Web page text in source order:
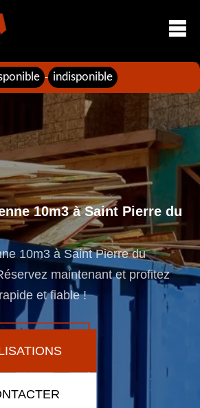
- indisponible
10m3 à Saint Pierre du
10m3 à Saint Pierre du
maintenant et profitez
et fiable !